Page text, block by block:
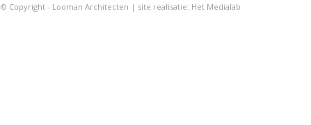
© Copyright - Looman Architecten | site realisatie: Het Medialab